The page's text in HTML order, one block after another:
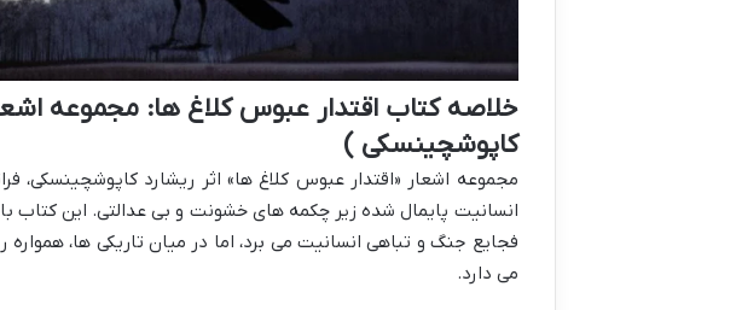
خلاصه کتاب اقتدار عبوس کلاغ ها: مجموعه
کاپوشچینسکی )
مجموعه اشعار «اقتدار عبوس کلاغ ها» اثر ریشارد کاپوشچینسکی،
انسانیت پایمال شده زیر چکمه های خشونت و بی عدالتی. این کتاب
فجایع جنگ و تباهی انسانیت می برد، اما در میان تاریکی ها، همواره
می دارد.